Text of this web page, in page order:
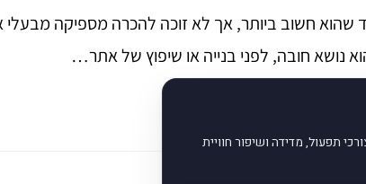
חשוב ביותר, אך לא זוכה להכרה מספיקה מבעלי
נושא חובה, לפני בנייה או שיפוץ של אתר…
תפעול, מדידה ושיפור חוויית